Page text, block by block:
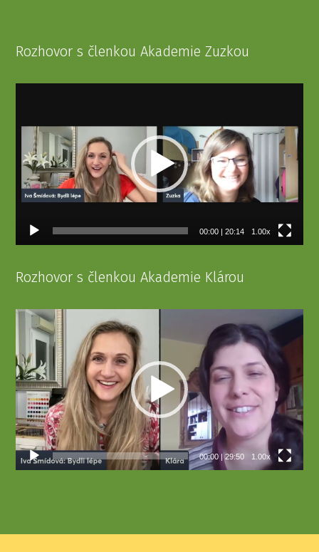
Rozhovor s členkou Akademie Zuzkou
00:00| 20:14 1.00x
Rozhovor s členkou Akademie Klárou
Video
přehrávač
00:00| 29:50 1.00x